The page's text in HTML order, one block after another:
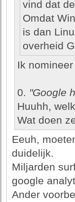
vind dat
Omdat
is dan
overheid
Ik
0. "Google
Huuhh,
Wat doen
Eeuh,
duidelijk.
Miljarden
google
Ander